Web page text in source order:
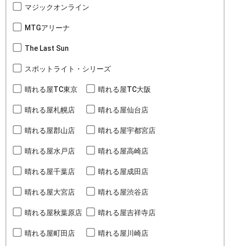
マジックオンライン
MTGアリーナ
The Last Sun
スポットライト・シリーズ
晴れる屋TC東京 晴れる屋TC大阪
晴れる屋札幌店 晴れる屋仙台店
晴れる屋郡山店 晴れる屋宇都宮店
晴れる屋水戸店 晴れる屋高崎店
晴れる屋千葉店 晴れる屋成田店
晴れる屋大宮店 晴れる屋渋谷店
晴れる屋秋葉原店 晴れる屋吉祥寺店
晴れる屋町田店 晴れる屋川崎店